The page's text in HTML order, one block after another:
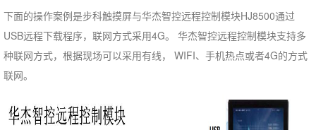
下面的操作案例是步科触摸屏与华杰智控远程控制模块HJ8500通过
USB远程下载程序，联网方式采用4G。 华杰智控远程控制模块支持多
种联网方式，根据现场可以采用有线， WIFI、手机热点或者4G的方式
联网。